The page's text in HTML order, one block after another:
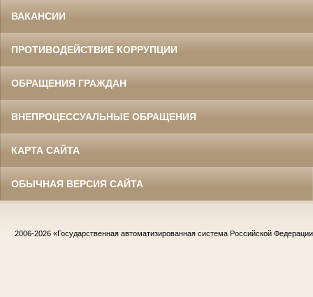
ВАКАНСИИ
ПРОТИВОДЕЙСТВИЕ КОРРУПЦИИ
ОБРАЩЕНИЯ ГРАЖДАН
ВНЕПРОЦЕССУАЛЬНЫЕ ОБРАЩЕНИЯ
КАРТА САЙТА
ОБЫЧНАЯ ВЕРСИЯ САЙТА
2006-2026 «Государственная автоматизированная система Российской